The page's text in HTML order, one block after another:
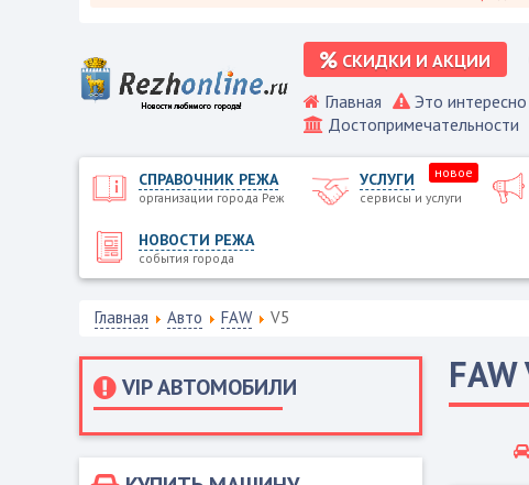
СКИДКИ И АКЦИИ
Главная Это интересно
Достопримечательности
СПРАВОЧНИК РЕЖА
организации города Реж
УСЛУГИ
сервисы и услуги
новое
НОВОСТИ РЕЖА
события города
Главная Авто FAW V5
VIP АВТОМОБИЛИ FAW